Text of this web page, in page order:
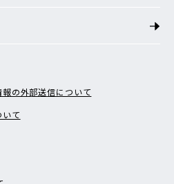
の外部送信について
て